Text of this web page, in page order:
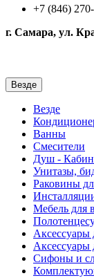
+7 (846)
г. Самара, ул.
Везде
Везде
Ванны
Смесители
Душ -
Унитазы,
Раковины
Мебель для
Аксессуары
Аксессуары
Сифоны и